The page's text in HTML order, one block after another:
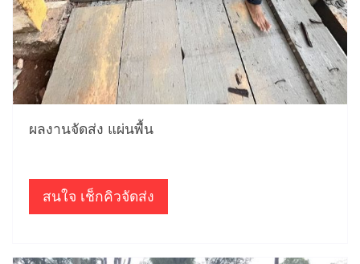
ผลงานจัดส่ง แผ่นพื้น
สนใจ เช็กคิวจัดส่ง